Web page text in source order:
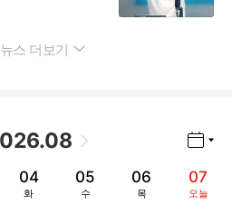
스 더보기
.08
04
화
05
수
06
목
07
오늘